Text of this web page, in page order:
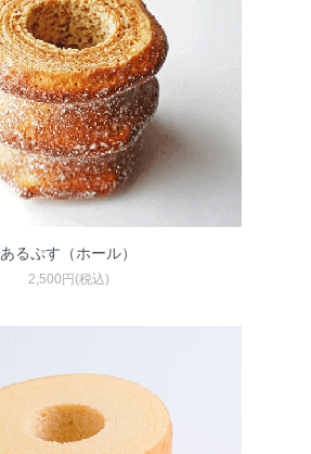
あるぷす（ホール）
2,500円(税込)